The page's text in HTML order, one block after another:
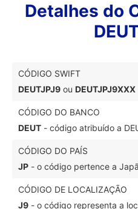
Detalhes do
CÓDIGO SWIFT
DEUTJPJ9 ou DEUTJPJ9XXX
CÓDIGO DO BANCO
DEUT - código atribuído a
CÓDIGO DO PAÍS
JP - o código pertence a
CÓDIGO DE LOCALIZAÇÃO
J9 - o código representa a